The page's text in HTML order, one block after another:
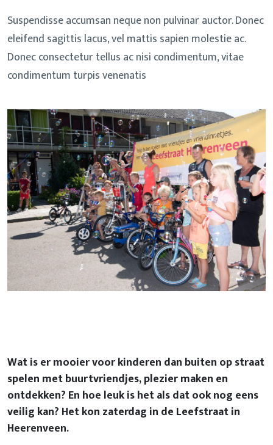
Suspendisse accumsan neque non pulvinar auctor. Donec
eleifend sagittis lacus, vel mattis sapien molestie ac.
Donec consectetur tellus ac nisi condimentum, vitae
condimentum turpis venenatis
Wat is er mooier voor kinderen dan buiten op straat
spelen met buurtvriendjes, plezier maken en
ontdekken? En hoe leuk is het als dat ook nog eens
veilig kan? Het kon zaterdag in de Leefstraat in
Heerenveen.